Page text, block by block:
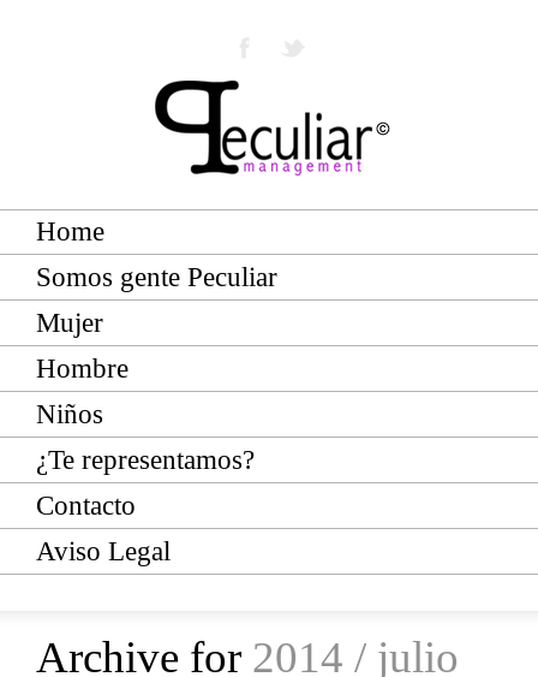
Home
Somos gente Peculiar
Mujer
Hombre
Niños
¿Te representamos?
Contacto
Aviso Legal
Archive for 2014 / julio